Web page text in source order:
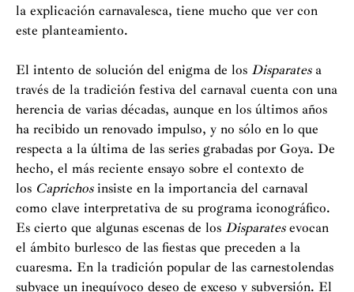
la explicación carnavalesca, tiene mucho que ver con
este planteamiento.
El intento de solución del enigma de los Disparatesa
través de la tradición festiva del carnaval cuenta con una
herencia de varias décadas, aunque en los últimos años
ha recibido un renovado impulso, y no sólo en lo que
respecta a la última de las series grabadas por Goya. De
hecho, el más reciente ensayo sobre el contexto de
los Caprichosinsiste en la importancia del carnaval
como clave interpretativa de su programa iconográfico.
Es cierto que algunas escenas de los Disparatesevocan
el ámbito burlesco de las fiestas que preceden a la
cuaresma. En la tradición popular de las carnestolendas
subyace un inequívoco deseo de exceso y subversión. El